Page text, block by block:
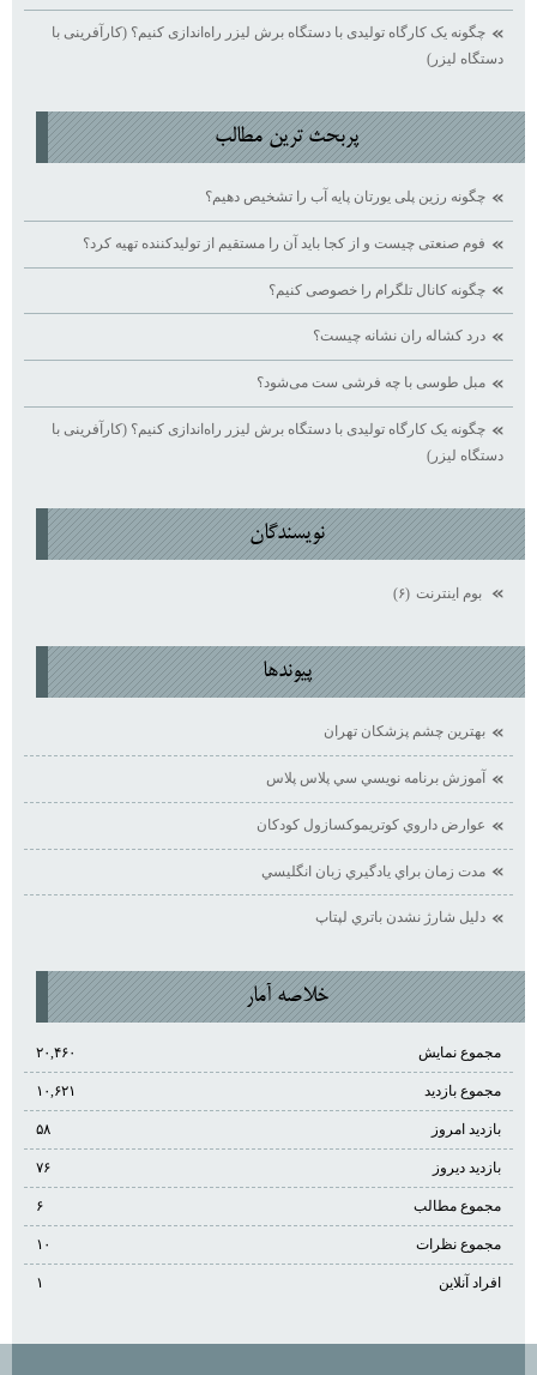
چگونه یک کارگاه تولیدی با دستگاه برش لیزر راه‌اندازی کنیم؟ (کارآفرینی با
دستگاه لیزر)
پربحث ترين مطالب
چگونه رزین پلی یورتان پایه آب را تشخیص دهیم؟
فوم صنعتی چیست و از کجا باید آن را مستقیم از تولیدکننده تهیه کرد؟
چگونه کانال تلگرام را خصوصی کنیم؟
درد کشاله ران نشانه چیست؟
مبل طوسی با چه فرشی ست می‌شود؟
چگونه یک کارگاه تولیدی با دستگاه برش لیزر راه‌اندازی کنیم؟ (کارآفرینی با
دستگاه لیزر)
نويسندگان
بوم اينترنت (۶)
پيوندها
بهترين چشم پزشكان تهران
آموزش برنامه نويسي سي پلاس پلاس
عوارض داروي كوتريموكسازول كودكان
مدت زمان براي يادگيري زبان انگليسي
دليل شارژ نشدن باتري لپتاپ
خلاصه آمار
مجموع نمایش‌ ۲۰,۴۶۰
مجموع بازدید ۱۰,۶۲۱
بازدید امروز ۵۸
بازدید دیروز ۷۶
مجموع مطالب ۶
مجموع نظرات ۱۰
افراد آنلاین ۱